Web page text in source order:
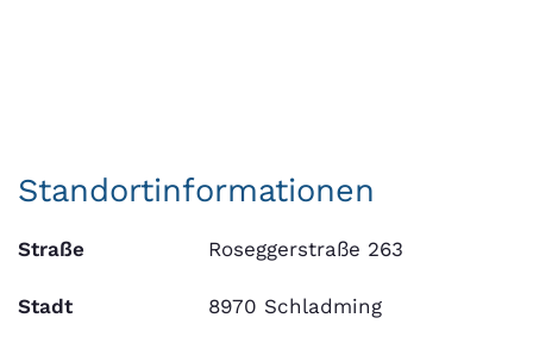
Standortinformationen
Straße Roseggerstraße 263
Stadt 8970 Schladming